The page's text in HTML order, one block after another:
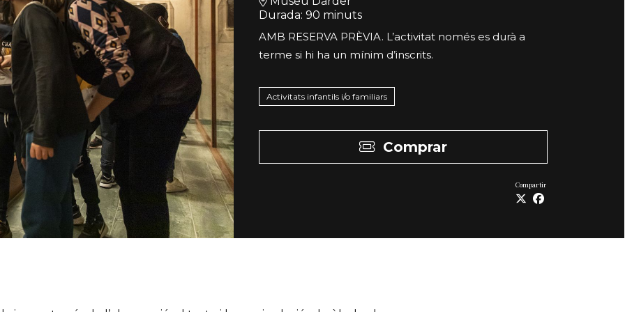
Durada: 90 minuts
AMB RESERVA PRÈVIA. L’activitat només es durà a
terme si hi ha un mínim d’inscrits.
Activitats infantils i/o familiars
Comprar
Compartir